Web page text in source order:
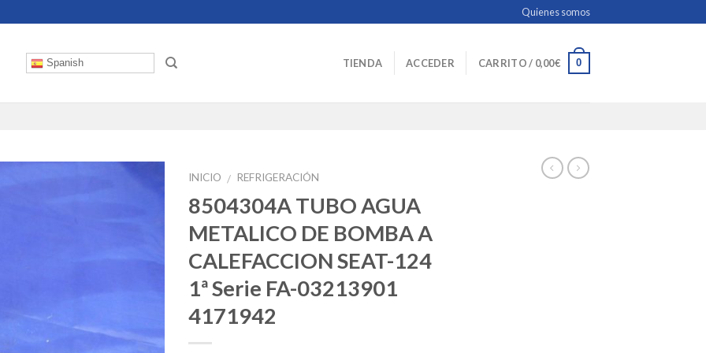
Quienes somos
Spanish TIENDA ACCEDER CARRITO / 0,00€ 0
INICIO / REFRIGERACIÓN
8504304A TUBO AGUA
METALICO DE BOMBA A
CALEFACCION SEAT-124
1ª Serie FA-03213901
4171942